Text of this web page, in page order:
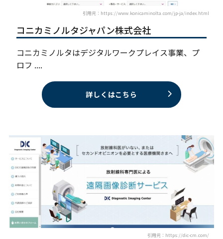
引用元：https://www.konicaminolta.com/jp-ja/index.html
コニカミノルタジャパン株式会社
コニカミノルタはデジタルワークプレイス事業、プ
ロフ ....
詳しくはこちら
引用元：https://dic-cm.com/